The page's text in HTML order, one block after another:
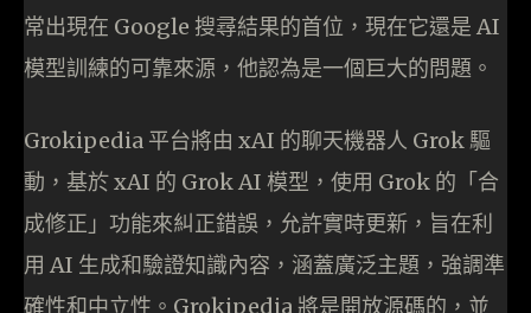
常出現在 Google 搜尋結果的首位，現在它還是 AI
模型訓練的可靠來源，他認為是一個巨大的問題。
Grokipedia 平台將由 xAI 的聊天機器人 Grok 驅
動，基於 xAI 的 Grok AI 模型，使用 Grok 的「合
成修正」功能來糾正錯誤，允許實時更新，旨在利
用 AI 生成和驗證知識內容，涵蓋廣泛主題，強調準
確性和中立性。Grokipedia 將是開放源碼的，並